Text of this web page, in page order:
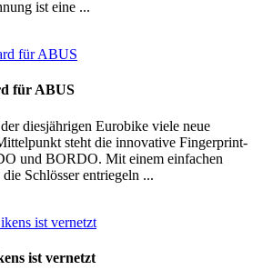
ist eine ...
für ABUS
diesjährigen Eurobike viele neue
steht die innovative Fingerprint-
und BORDO. Mit einem einfachen
Schlösser entriegeln ...
ist vernetzt